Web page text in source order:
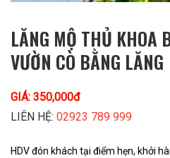
LĂNG MỘ THỦ KHOA
VƯỜN CÒ BẰNG LĂNG
GIÁ: 350,000đ
LIÊN HỆ: 02923 789 999
HDV đón khách tại điểm hẹn, khởi